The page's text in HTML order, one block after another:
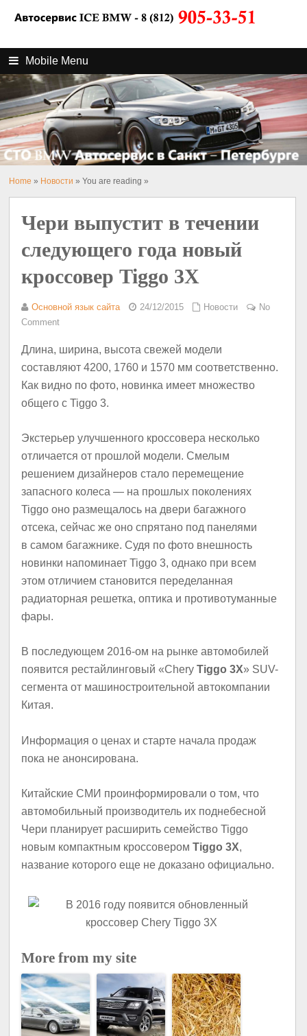
Mobile Menu
Home » Новости » You are reading »
Чери выпустит в течении
следующего года новый
кроссовер Tiggo 3X
Основной язык сайта 24/12/2015 Новости
No
Comment
Длина, ширина, высота свежей модели
составляют 4200, 1760 и 1570 мм соответственно.
Как видно по фото, новинка имеет множество
общего с Tiggo 3.
Экстерьер улучшенного кроссовера несколько
отличается от прошлой модели. Смелым
решением дизайнеров стало перемещение
запасного колеса — на прошлых поколениях
Tiggo оно размещалось на двери багажного
отсека, сейчас же оно спрятано под панелями
в самом багажнике. Судя по фото внешность
новинки напоминает Tiggo 3, однако при всем
этом отличием становится переделанная
радиаторная решетка, оптика и противотуманные
фары.
В последующем 2016-ом на рынке автомобилей
появится рестайлинговый «CheryTiggo 3X» SUV-
сегмента от машиностроительной автокомпании
Китая.
Информация о ценах и старте начала продаж
пока не анонсирована.
Китайские СМИ проинформировали о том, что
автомобильный производитель их поднебесной
Чери планирует расширить семейство Tiggo
новым компактным кроссоверомTiggo 3X,
название которого еще не доказано официально.
More from my site